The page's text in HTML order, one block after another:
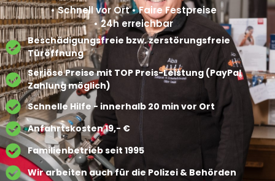
• Schnell vor Ort • Faire Festpreise
• 24h erreichbar
Beschädigungsfreie bzw. zerstörungsfreie
Türöffnung​
Seriöse Preise mit TOP Preis-Leistung (PayPal
Zahlung möglich)​
Schnelle Hilfe - innerhalb 20 min vor Ort
Anfahrtskosten 19,- €
Familienbetrieb seit 1995
Wir arbeiten auch für die Polizei & Behörden